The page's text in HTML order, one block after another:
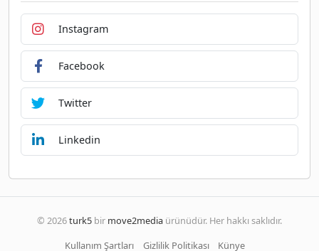
Instagram
Facebook
Twitter
Linkedin
© 2026turk5 bir move2media ürünüdür. Her hakkı saklıdır.
Kullanım Şartları
Gizlilik Politikası Künye